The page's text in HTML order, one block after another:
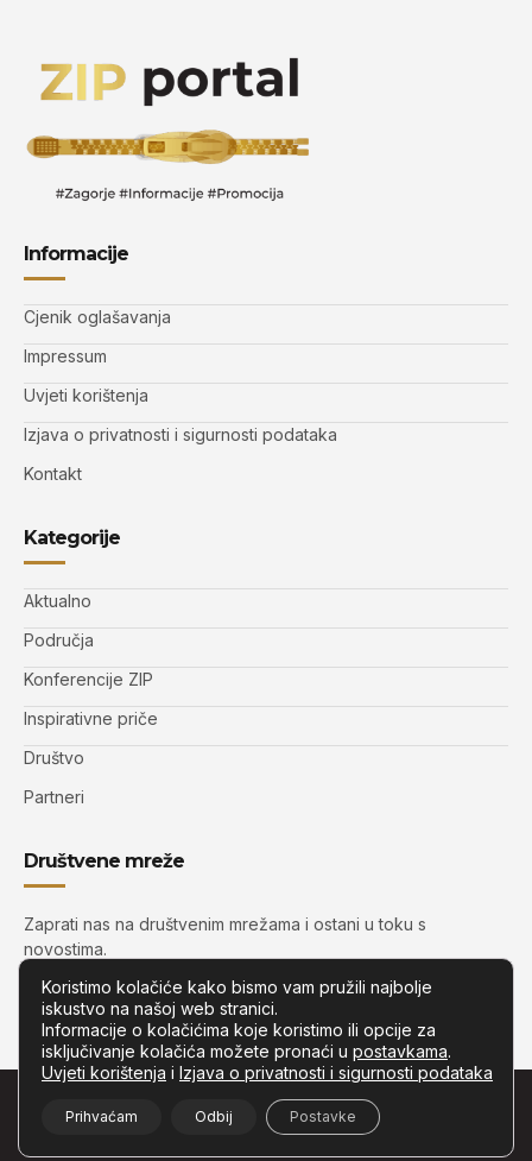
Informacije
Cjenik oglašavanja
Impressum
Uvjeti korištenja
Izjava o privatnosti i sigurnosti podataka
Kontakt
Kategorije
Aktualno
Područja
Konferencije ZIP
Inspirativne priče
Društvo
Partneri
Društvene mreže
Zaprati nas na društvenim mrežama i ostani u toku s
novostima.
Zip.com.hr– Sva prava pridržana.
Koristimo kolačiće kako bismo vam pružili najbolje
iskustvo na našoj web stranici.
Informacije o kolačićima koje koristimo ili opcije za
isključivanje kolačića možete pronaći u postavkama.
Uvjeti korištenja i Izjava o privatnosti i sigurnosti podataka
Prihvaćam Odbij Postavke